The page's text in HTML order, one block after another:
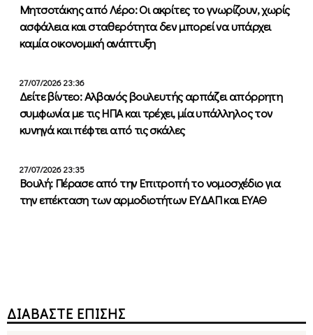
Μητσοτάκης από Λέρο: Οι ακρίτες το γνωρίζουν, χωρίς
ασφάλεια και σταθερότητα δεν μπορεί να υπάρχει
καμία οικονομική ανάπτυξη
27/07/2026 23:36
Δείτε βίντεο: Αλβανός βουλευτής αρπάζει απόρρητη
συμφωνία με τις ΗΠΑ και τρέχει, μία υπάλληλος τον
κυνηγά και πέφτει από τις σκάλες
27/07/2026 23:35
Βουλή: Πέρασε από την Επιτροπή το νομοσχέδιο για
την επέκταση των αρμοδιοτήτων ΕΥΔΑΠ και ΕΥΑΘ
ΔΙΑΒΑΣΤΕ ΕΠΙΣΗΣ